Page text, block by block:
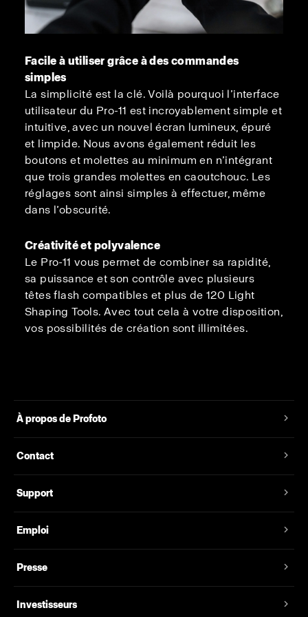
Facile à utiliser grâce à des commandes
simples
La simplicité est la clé. Voilà pourquoi l’interface
utilisateur du Pro-11 est incroyablement simple et
intuitive, avec un nouvel écran lumineux, épuré
et limpide. Nous avons également réduit les
boutons et molettes au minimum en n’intégrant
que trois grandes molettes en caoutchouc. Les
réglages sont ainsi simples à effectuer, même
dans l’obscurité.
Créativité et polyvalence
Le Pro-11 vous permet de combiner sa rapidité,
sa puissance et son contrôle avec plusieurs
têtes flash compatibles et plus de 120 Light
Shaping Tools. Avec tout cela à votre disposition,
vos possibilités de création sont illimitées.
À propos de Profoto
Contact
Support
Emploi
Presse
Investisseurs